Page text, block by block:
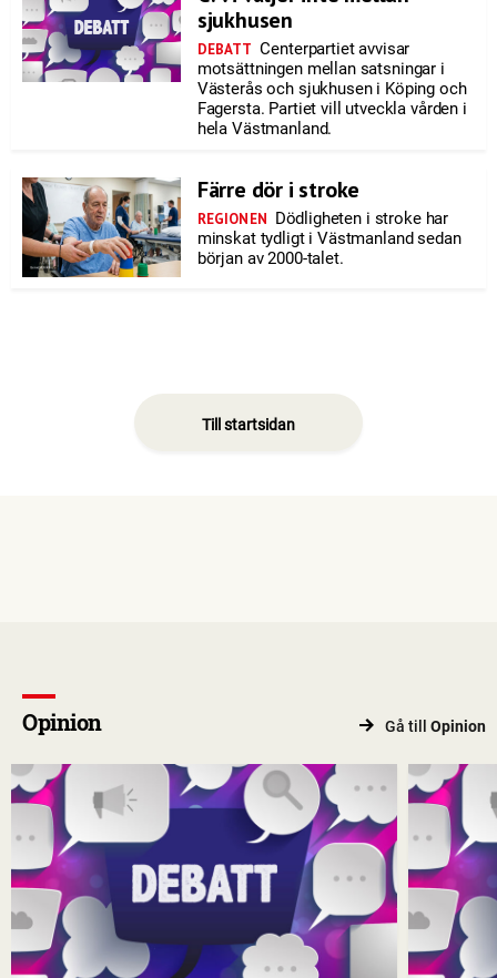
sjukhusen
DEBATT Centerpartiet avvisar
motsättningen mellan satsningar i
Västerås och sjukhusen i Köping och
Fagersta. Partiet vill utveckla vården i
hela Västmanland.
Färre dör i stroke
REGIONEN Dödligheten i stroke har
minskat tydligt i Västmanland sedan
början av 2000-talet.
Till startsidan
Opinion Gå till Opinion